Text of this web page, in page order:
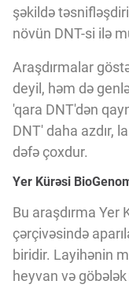
şəkildə
növün DNT-si ilə
Araşdırmalar
deyil, həm də
'qara DNT'dən
DNT' daha azdır,
dəfə çoxdur.
Yer Kürəsi
Bu araşdırma Yer
çərçivəsində
biridir. Layihənin
heyvan və